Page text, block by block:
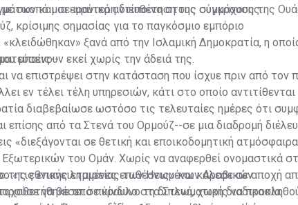
σκοπό μια ευρύτερη διευθέτηση της σύγκρουσης.
και σε ιρανικά αντίποινα στους συμμάχους της
κρίσιμης σημασίας για το παγκόσμιο εμπόριο
ξανά από την Ισλαμική Δημοκρατία, η
μπαίνουν εκεί χωρίς την άδειά της.
να επιστρέψει στην κατάσταση που ίσχυε πριν από τον
εν τέλει τέλη υπηρεσιών, κάτι στο οποίο
διαβεβαίωσε ωστόσο τις τελευταίες ημέρες ότι
επίσης από τα Στενά του Ορμούζ--σε μια διαδρομή
«διεξάγονται σε θετική και εποικοδομητική
του Ομάν. Χωρίς να αναφερθεί ονομαστικά
«τις επανειλημμένες επιθέσεις» και κάλεσε σε αποχή
να θέσει σε κίνδυνο τη διπλωματική διαδικασία.
της εθνικής εταιρείας των Ηνωμένων Αραβικών
από πύραυλο στα Στενά, χωρίς να